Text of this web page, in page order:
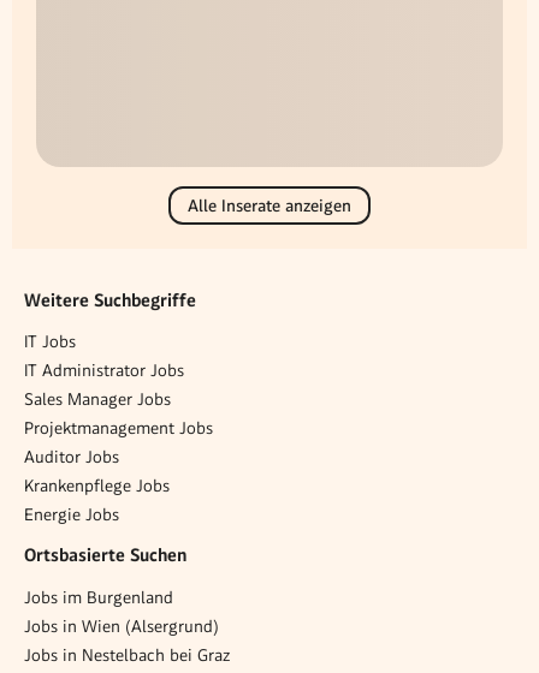
Alle Inserate anzeigen
Weitere Suchbegriffe
IT Jobs
IT Administrator Jobs
Sales Manager Jobs
Projektmanagement Jobs
Auditor Jobs
Krankenpflege Jobs
Energie Jobs
Ortsbasierte Suchen
Jobs im Burgenland
Jobs in Wien (Alsergrund)
Jobs in Nestelbach bei Graz